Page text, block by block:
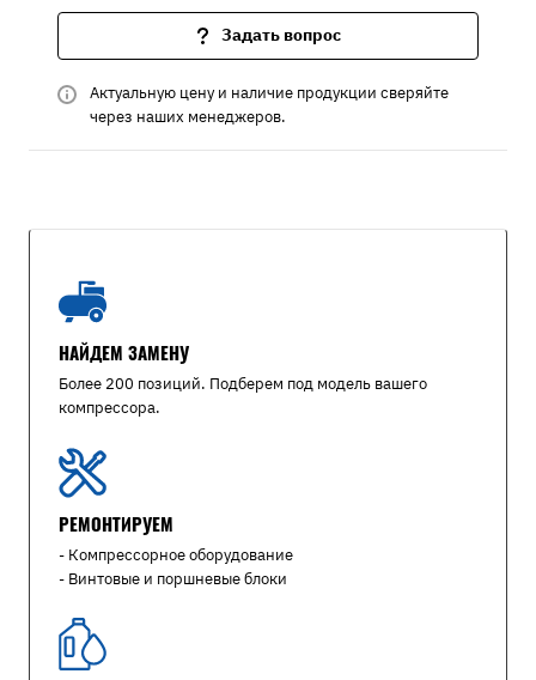
Задать вопрос
Актуальную цену и наличие продукции сверяйте
через наших менеджеров.
НАЙДЕМ ЗАМЕНУ
Более 200 позиций. Подберем под модель вашего
компрессора.
РЕМОНТИРУЕМ
- Компрессорное оборудование
- Винтовые и поршневые блоки